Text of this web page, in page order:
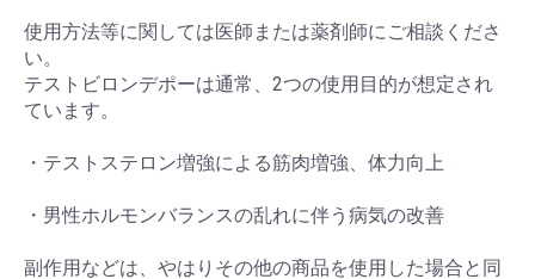
使用方法等に関しては医師または薬剤師にご相談くださ
い。
テストビロンデポーは通常、2つの使用目的が想定され
ています。
・テストステロン増強による筋肉増強、体力向上
・男性ホルモンバランスの乱れに伴う病気の改善
副作用などは、やはりその他の商品を使用した場合と同